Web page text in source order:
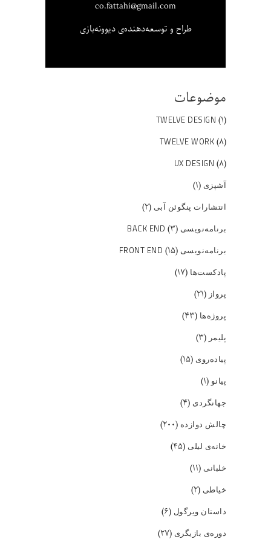
co.fattahi@gmail.com
طراح و توسعه‌دهنده‌ی دیوونه‌بازی
موضوعات
TWELVE DESIGN (۱)
TWELVE WORK (۸)
UX DESIGN (۸)
آشپزی (۱)
انتشارات پنگوئن آبی (۲)
برنامه‌نویسی BACK END (۳)
برنامه‌نویسی FRONT END (۱۵)
پادکست‌ها (۱۷)
پرواز(۲۱)
پروژه‌ها (۴۳)
پلیمر(۳)
پیاده‌روی (۱۵)
پیانو(۱)
جهانگردی (۴)
چالش دوازده (۲۰۰)
خانه‌ی لیلی (۴۵)
خلبانی (۱۱)
خیاطی (۲)
داستان ویرگول (۶)
دوره‌ی بازیگری (۲۷)